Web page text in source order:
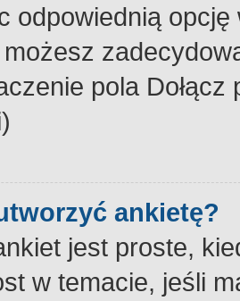
odpowiednią
pola
ankietę?
jest proste,
w temacie, jeśli